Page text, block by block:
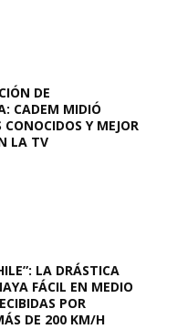
DE
CADEM MIDIÓ
Y MEJOR
LA TV
LA DRÁSTICA
FÁCIL EN MEDIO
POR
DE 200 KM/H